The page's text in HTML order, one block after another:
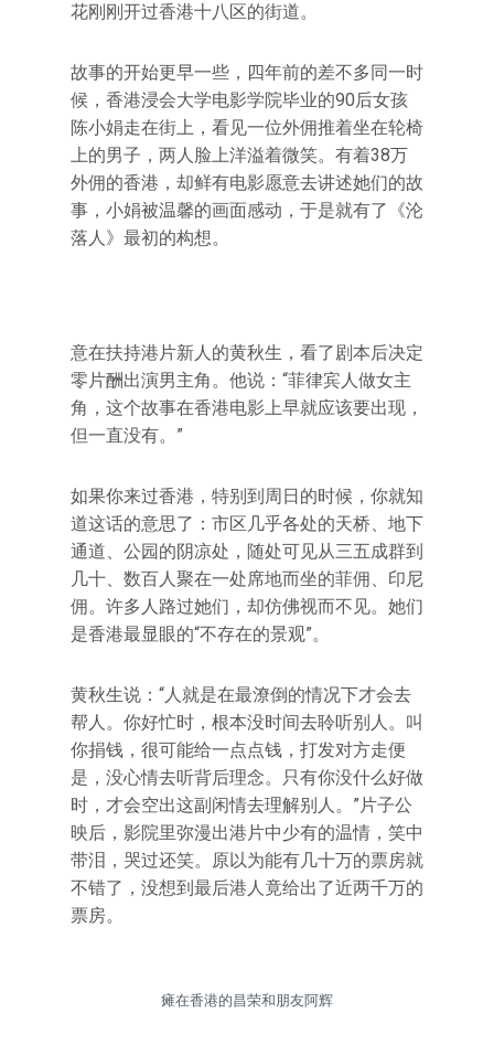
花刚刚开过香港十八区的街道。
故事的开始更早一些，四年前的差不多同一时
候，香港浸会大学电影学院毕业的90后女孩
陈小娟走在街上，看见一位外佣推着坐在轮椅
上的男子，两人脸上洋溢着微笑。有着38万
外佣的香港，却鲜有电影愿意去讲述她们的故
事，小娟被温馨的画面感动，于是就有了《沦
落人》最初的构想。
意在扶持港片新人的黄秋生，看了剧本后决定
零片酬出演男主角。他说：“菲律宾人做女主
角，这个故事在香港电影上早就应该要出现，
但一直没有。”
如果你来过香港，特别到周日的时候，你就知
道这话的意思了：市区几乎各处的天桥、地下
通道、公园的阴凉处，随处可见从三五成群到
几十、数百人聚在一处席地而坐的菲佣、印尼
佣。许多人路过她们，却仿佛视而不见。她们
是香港最显眼的“不存在的景观”。
黄秋生说：“人就是在最潦倒的情况下才会去
帮人。你好忙时，根本没时间去聆听别人。叫
你捐钱，很可能给一点点钱，打发对方走便
是，没心情去听背后理念。只有你没什么好做
时，才会空出这副闲情去理解别人。”片子公
映后，影院里弥漫出港片中少有的温情，笑中
带泪，哭过还笑。原以为能有几十万的票房就
不错了，没想到最后港人竟给出了近两千万的
票房。
瘫在香港的昌荣和朋友阿辉